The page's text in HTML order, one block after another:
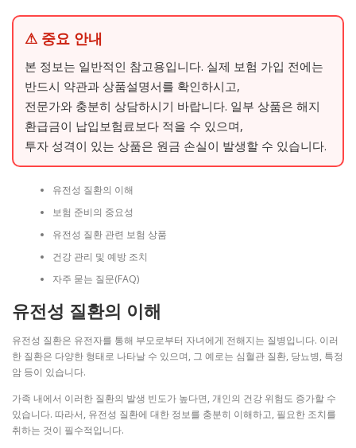
⚠ 중요 안내
본 정보는 일반적인 참고용입니다. 실제 보험 가입 전에는
반드시 약관과 상품설명서를 확인하시고,
전문가와 충분히 상담하시기 바랍니다. 일부 상품은 해지
환급금이 납입보험료보다 적을 수 있으며,
투자 성격이 있는 상품은 원금 손실이 발생할 수 있습니다.
유전성 질환의 이해
보험 준비의 중요성
유전성 질환 관련 보험 상품
건강 관리 및 예방 조치
자주 묻는 질문(FAQ)
유전성 질환의 이해
유전성 질환은 유전자를 통해 부모로부터 자녀에게 전해지는 질병입니다. 이러
한 질환은 다양한 형태로 나타날 수 있으며, 그 예로는 심혈관 질환, 당뇨병, 특정
암 등이 있습니다.
가족 내에서 이러한 질환의 발생 빈도가 높다면, 개인의 건강 위험도 증가할 수
있습니다. 따라서, 유전성 질환에 대한 정보를 충분히 이해하고, 필요한 조치를
취하는 것이 필수적입니다.